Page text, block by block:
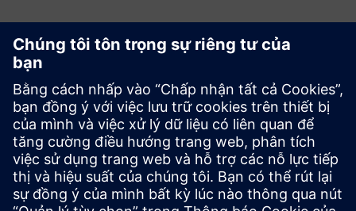
Tìm hiểu thêm
Đọc
Nhận xét| Đánh giá Rapidminer AI Studio